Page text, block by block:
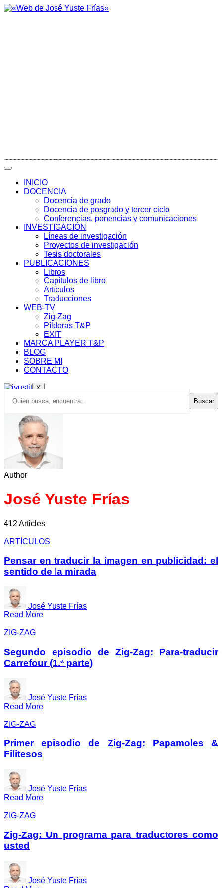
INICIO
DOCENCIA
Docencia de grado
Docencia de posgrado y tercer ciclo
Conferencias, ponencias y comunicaciones
INVESTIGACIÓN
Líneas de investigación
Proyectos de investigación
Tesis doctorales
PUBLICACIONES
Libros
Capítulos de libro
Artículos
Traducciones
WEB-TV
Zig-Zag
Píldoras T&P
EXIT
MARCA PLAYER T&P
BLOG
SOBRE MI
CONTACTO
X
Buscar
Author
José Yuste Frías
412 Articles
ARTÍCULOS
Pensar en traducir la imagen en publicidad: el
sentido de la mirada
José Yuste Frías
Read More
ZIG-ZAG
Segundo episodio de Zig-Zag: Para-traducir
Carrefour (1.ª parte)
José Yuste Frías
Read More
ZIG-ZAG
Primer episodio de Zig-Zag: Papamoles &
Filitesos
José Yuste Frías
Read More
ZIG-ZAG
Zig-Zag: Un programa para traductores como
usted
José Yuste Frías